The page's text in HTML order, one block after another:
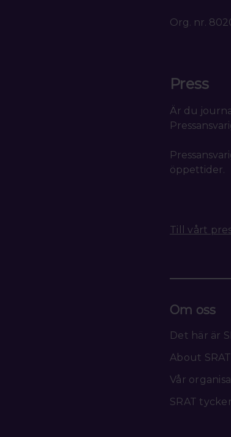
Org. nr.
Press
Är du
öppettider.
Till vårt
Om oss
Det här är
About SRAT
Vår
SRAT tycker